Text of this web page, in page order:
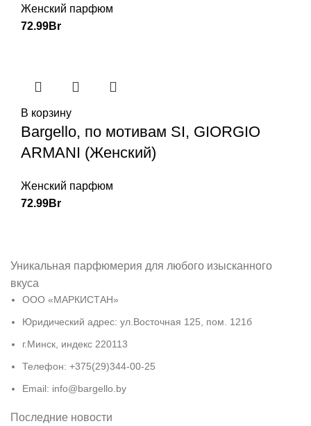
Женский парфюм
72.99Br
В корзину
Bargello, по мотивам SI, GIORGIO
ARMANI (Женский)
Женский парфюм
72.99Br
Уникальная парфюмерия для любого изысканного
вкуса
ООО «МАРКИСТАН»
Юридический адрес: ул.Восточная 125, пом. 121б
г.Минск, индекс 220113
Телефон: +375(29)344-00-25
Email: info@bargello.by
Последние новости